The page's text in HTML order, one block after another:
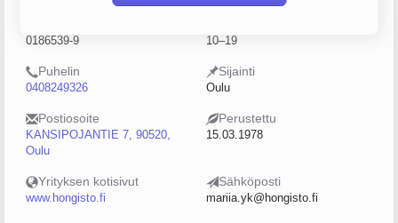
0186539-9 10–19
Puhelin
0408249326
Sijainti
Oulu
Postiosoite
KANSIPOJANTIE 7, 90520,
Oulu
Perustettu
15.03.1978
Yrityksen kotisivut
www.hongisto.fi
Sähköposti
mariia.yk@hongisto.fi